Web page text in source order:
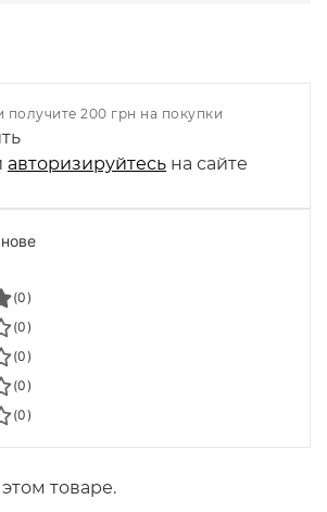
получите 200 грн на покупки
авторизируйтесь на сайте
(0)
(0)
(0)
(0)
(0)
товаре.